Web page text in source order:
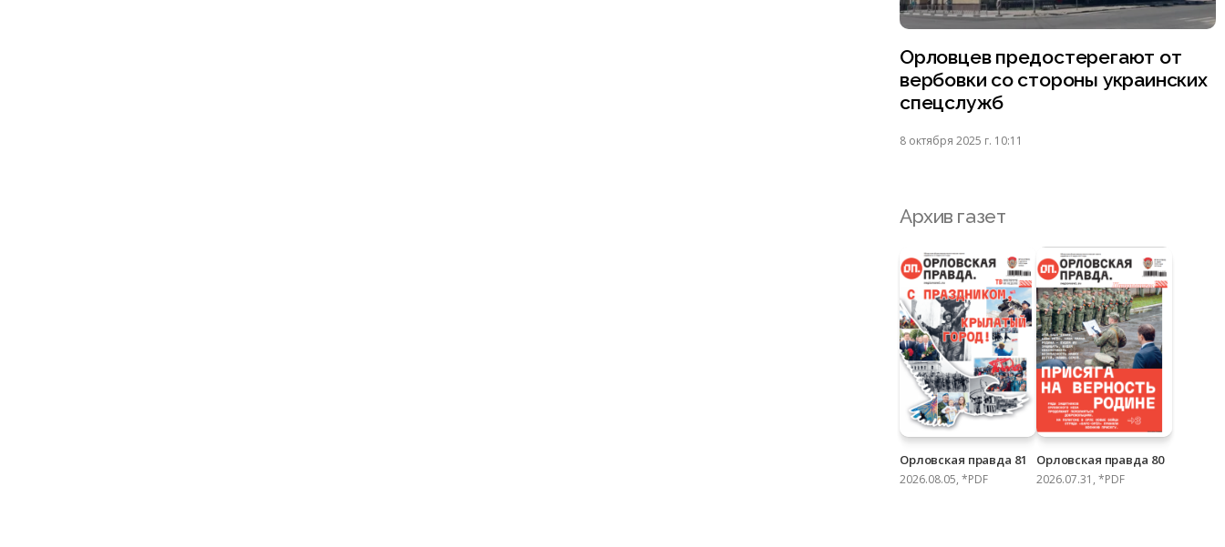
Орловцев предостерегают от
вербовки со стороны украинских
спецслужб
8 октября 2025 г. 10:11
Архив газет
Орловская правда 81
2026.08.05, *PDF
Орловская правда 80
2026.07.31, *PDF